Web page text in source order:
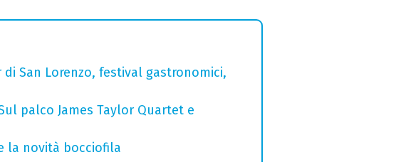
San Lorenzo, festival gastronomici,
palco James Taylor Quartet e
la novità bocciofila